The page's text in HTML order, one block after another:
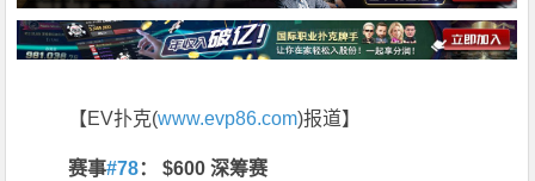
【EV扑克(www.evp86.com)报道】
赛事#78： $600 深筹赛